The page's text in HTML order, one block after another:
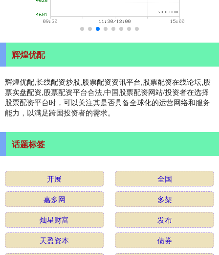
辉煌优配
辉煌优配,长线配资炒股,股票配资资讯平台,股票配资在线论坛,股
票实盘配资,股票配资平台合法,中国股票配资网站/投资者在选择
股票配资平台时，可以关注其是否具备全球化的运营网络和服务
能力，以满足跨国投资者的需求。
话题标签
开展
全国
嘉多网
多架
灿星财富
发布
天盈资本
债券